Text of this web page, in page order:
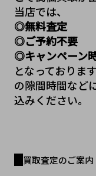
当店では、
◎無料査定
◎ご予約不要
◎キャンペーン
となっておりま
の隙間時間など
込みください。
買取査定のご案内